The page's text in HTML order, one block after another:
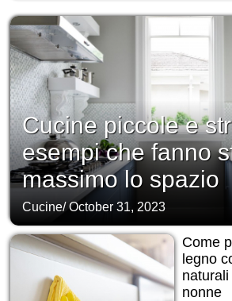
Cucine piccole e
esempi che fanno
massimo lo spazio
Cucine/October 31, 2023
Come
legno
nonne